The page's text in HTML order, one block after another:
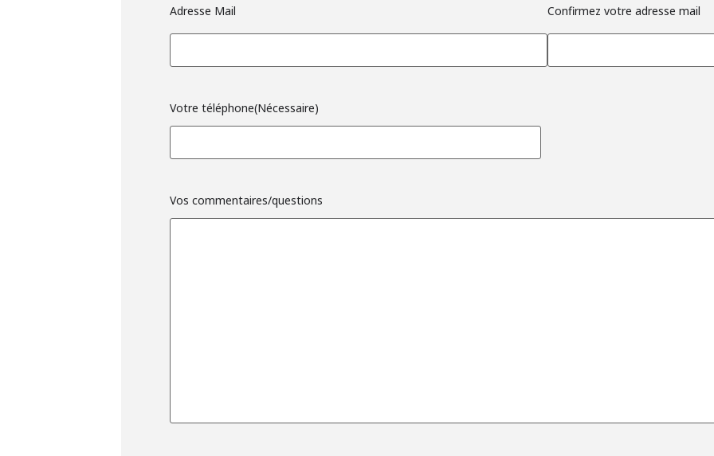
Adresse Mail
Confirmez votre adresse mail
Votre téléphone(Nécessaire)
Vos commentaires/questions